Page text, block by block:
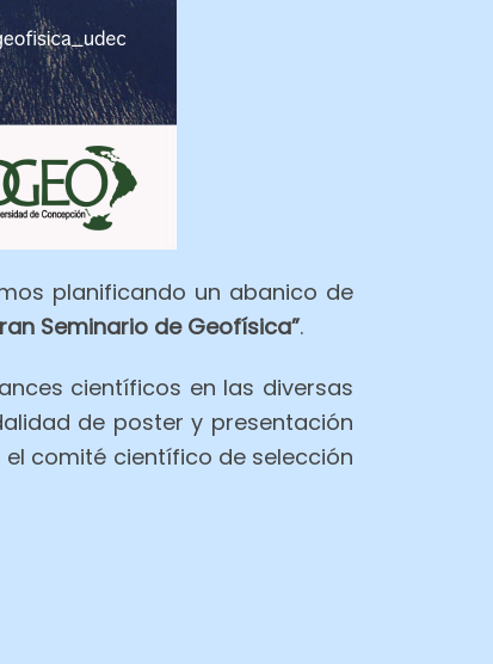
planificando un abanico de
Seminario de Geofísica”.
científicos en las diversas
de poster y presentación
comité científico de selección